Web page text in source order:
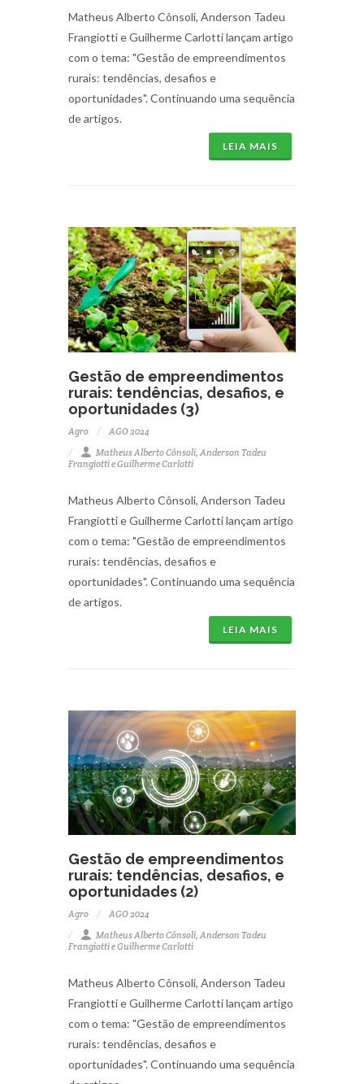
Matheus Alberto Cônsoli, Anderson Tadeu
Frangiotti e Guilherme Carlotti lançam artigo
com o tema: "Gestão de empreendimentos
rurais: tendências, desafios e
oportunidades". Continuando uma sequência
de artigos.
LEIA MAIS
Gestão de empreendimentos
rurais: tendências, desafios, e
oportunidades (3)
Agro
AGO 2024
Matheus Alberto Cônsoli, Anderson Tadeu
Frangiotti e Guilherme Carlotti
Matheus Alberto Cônsoli, Anderson Tadeu
Frangiotti e Guilherme Carlotti lançam artigo
com o tema: "Gestão de empreendimentos
rurais: tendências, desafios e
oportunidades". Continuando uma sequência
de artigos.
LEIA MAIS
Gestão de empreendimentos
rurais: tendências, desafios, e
oportunidades (2)
Agro
AGO 2024
Matheus Alberto Cônsoli, Anderson Tadeu
Frangiotti e Guilherme Carlotti
Matheus Alberto Cônsoli, Anderson Tadeu
Frangiotti e Guilherme Carlotti lançam artigo
com o tema: "Gestão de empreendimentos
rurais: tendências, desafios e
oportunidades". Continuando uma sequência